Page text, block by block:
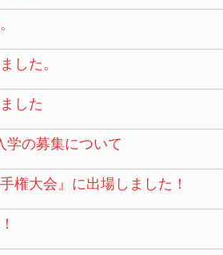
した。
した
学の募集について
権大会』に出場しました！